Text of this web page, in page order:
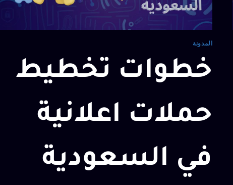
المدونة
خطوات تخطيط
حملات اعلانية
في السعودية